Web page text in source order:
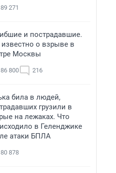
89 271
и пострадавшие.
известно о взрыве в
Москвы
86 800 216
била в людей,
грузили в
на лежаках. Что
в Геленджике
атаки БПЛА
80 878